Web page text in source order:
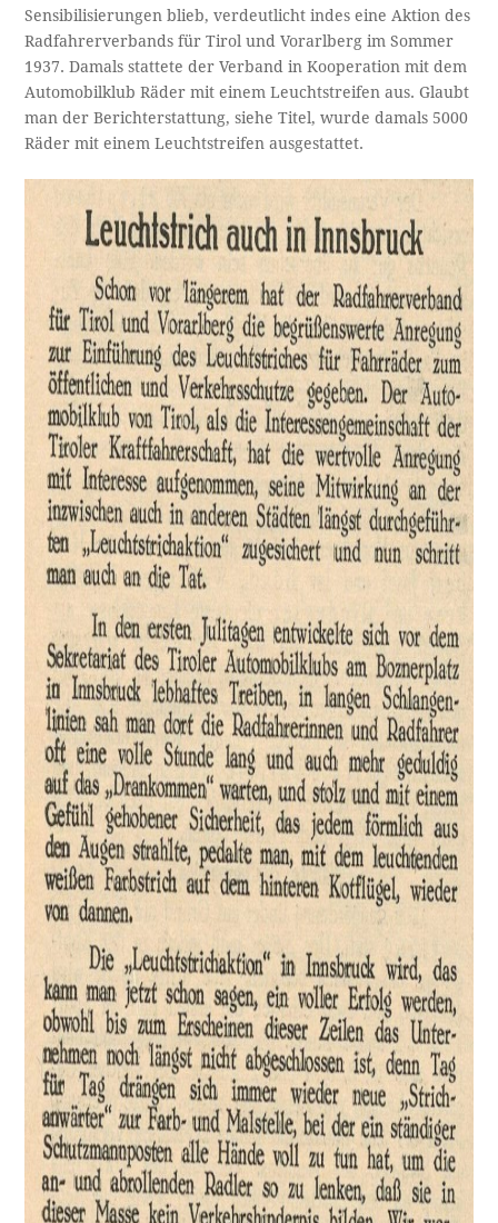
Sensibilisierungen blieb, verdeutlicht indes eine Aktion des
Radfahrerverbands für Tirol und Vorarlberg im Sommer
1937. Damals stattete der Verband in Kooperation mit dem
Automobilklub Räder mit einem Leuchtstreifen aus. Glaubt
man der Berichterstattung, siehe Titel, wurde damals 5000
Räder mit einem Leuchtstreifen ausgestattet.